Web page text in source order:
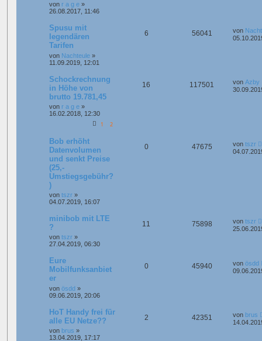
von r a g e »
26.08.2017, 11:46
Spusu mit
legendären
Tarifen
von Nachteule »
11.09.2019, 12:01
6 56041 von
Schockrechnung
in Höhe von
brutto 19.781,45
von r a g e »
16.02.2018, 12:30
1 2
16 117501 von Azby
Bob erhöht
Datenvolumen
und senkt Preise
(25,-
Umstiegsgebühr?
)
von tszr »
04.07.2019, 16:07
0 47675 von tszr
minibob mit LTE
?
von tszr »
27.04.2019, 06:30
11 75898 von tszr
Eure
Mobilfunksanbiet
er
von ösdd »
09.06.2019, 20:06
0 45940 von ösdd
HoT Handy frei für
alle EU Netze??
von brus »
13.04.2019, 17:17
2 42351 von brus